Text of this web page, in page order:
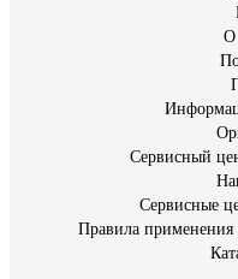
О
Сервисный
Сервисные
Правила применения